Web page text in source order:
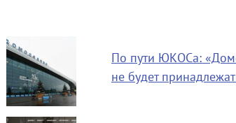
По пути ЮКОСа:
не будет